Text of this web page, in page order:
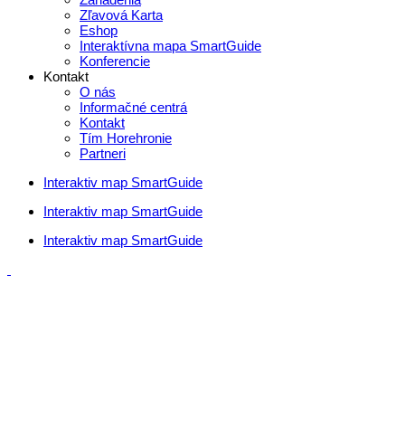
Zľavová Karta
Eshop
Interaktívna mapa SmartGuide
Konferencie
Kontakt
O nás
Informačné centrá
Kontakt
Tím Horehronie
Partneri
Interaktiv map SmartGuide
Interaktiv map SmartGuide
Interaktiv map SmartGuide